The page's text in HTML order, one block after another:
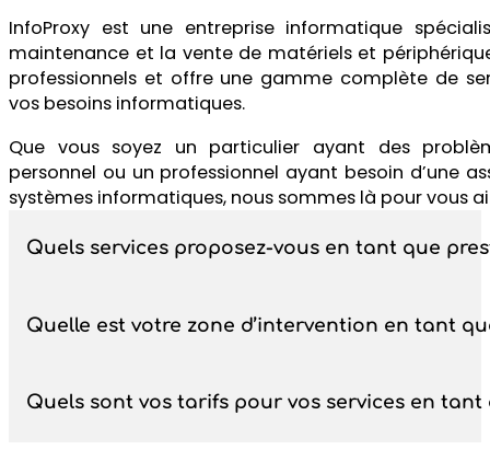
InfoProxy est une entreprise informatique
maintenance et la vente de matériels et
professionnels et offre une gamme complète de
vos besoins informatiques.
Que vous soyez un particulier ayant des
personnel ou un professionnel ayant besoin d’une
systèmes informatiques, nous sommes là pour vous
Quels services proposez-vous en tant que
Nous proposons une gamme complète de
Quelle est votre zone d’intervention en tant
Nous intervenons auprès des particuliers et des
Quels sont vos tarifs pour vos services en